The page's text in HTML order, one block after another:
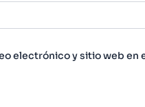
electrónico y sitio web en